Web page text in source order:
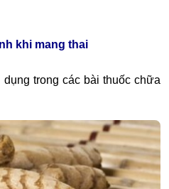
khi mang thai
trong các bài thuốc chữa